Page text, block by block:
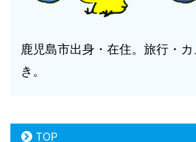
鹿児島市出身・在住。旅行・
き。
TOP